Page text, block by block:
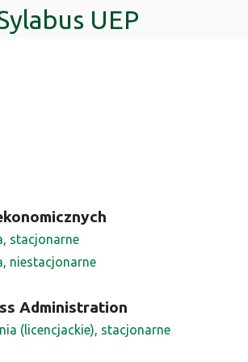
UEP
stacjonarne
niestacjonarne
Administration
(licencjackie), stacjonarne